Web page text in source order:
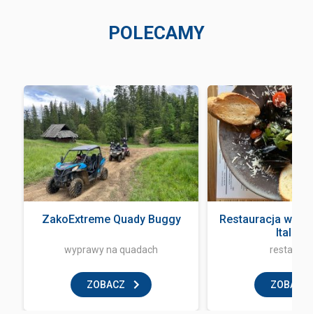
POLECAMY
ZakoExtreme Quady Buggy
wyprawy na quadach
ZOBACZ
Restauracja
Italiano
ZOBACZ